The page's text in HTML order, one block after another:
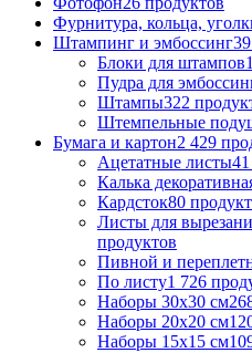
Фурнитура, кольца,
Штампинг и эмбоссинг
Блоки для штампов
Пудра для
Штампы322
Штемпельные
Бумага и картон2 429
Ацетатные листы
Калька
Кардсток80
Листы для
продуктов
Пивной и
По листу1 726
Наборы 30х30 см
Наборы 20х20 см
Наборы 15х15 см